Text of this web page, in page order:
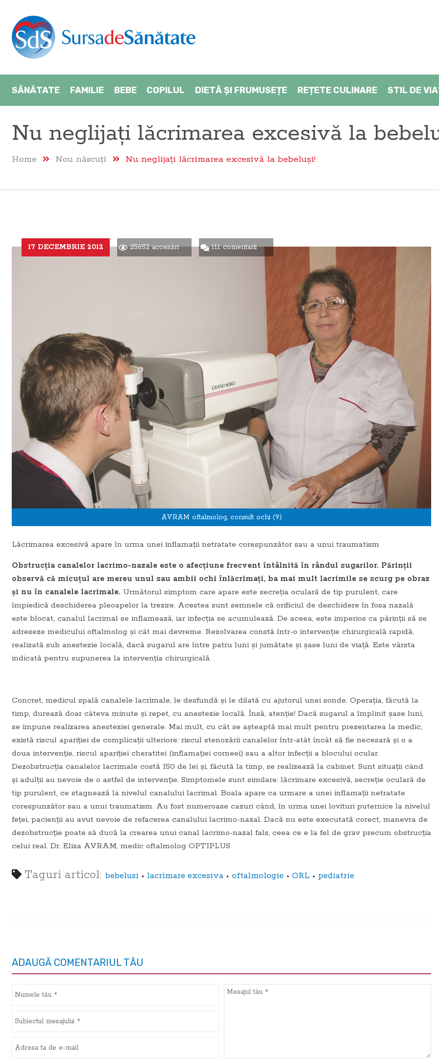
SĂNĂTATE FAMILIE BEBE COPILUL DIETĂ ŞI FRUMUSEȚE REȚETE CULINARE STIL DE
Nu neglijaţi lăcrimarea excesivă la
Home Nou născuţi Nu neglijaţi lăcrimarea excesivă la bebeluşi!
17 DECEMBRIE 2012 25652 accesări 111 comentarii
AVRAM oftalmolog, consult ochi (9)
Lăcrimarea excesivă apare în urma unei inflamaţii netratate corespunzător sau a unui traumatism
Obstrucţia canalelor lacrimo-nazale este o afecţiune frecvent întâlnită în rândul sugarilor. Părinţii
observă că micuţul are mereu unul sau ambii ochi înlăcrimaţi, ba mai mult lacrimile se scurg pe obraz
şi nu în canalele lacrimale. Următorul simptom care apare este secreţia oculară de tip purulent, care
împiedică deschiderea pleoapelor la trezire. Acestea sunt semnele că orificiul de deschidere în fosa nazală
este blocat, canalul lacrimal se inflamează, iar infecţia se acumulează. De aceea, este imperios ca părinţii să se
adreseze medicului oftalmolog şi cât mai devreme. Rezolvarea constă într-o intervenţie chirurgicală rapidă,
realizată sub anestezie locală, dacă sugarul are între patru luni şi jumătate şi şase luni de viaţă. Este vârsta
indicată pentru supunerea la intervenţia chirurgicală.
Concret, medicul spală canalele lacrimale, le desfundă şi le dilată cu ajutorul unei sonde. Operaţia, făcută la
timp, durează doar câteva minute şi repet, cu anestezie locală. Însă, atenţie! Dacă sugarul a împlinit şase luni,
se impune realizarea anesteziei generale. Mai mult, cu cât se aşteaptă mai mult pentru prezentarea la medic,
există riscul apariţiei de complicaţii ulteriore: riscul stenozării canalelor într-atât încât să fie necesară şi o a
doua intervenţie, riscul apariţiei cheratitei (inflamaţiei corneei) sau a altor infecţii a blocului ocular.
Dezobstrucţia canalelor lacrimale costă 150 de lei şi, făcută la timp, se realizează la cabinet. Sunt situaţii când
şi adulţii au nevoie de o astfel de intervenţie. Simptomele sunt similare: lăcrimare excesivă, secreţie oculară de
tip purulent, ce stagnează la nivelul canalului lacrimal. Boala apare ca urmare a unei inflamaţii netratate
corespunzător sau a unui traumatism. Au fost numeroase cazuri când, în urma unei lovituri puternice la nivelul
feţei, pacienţii au avut nevoie de refacerea canalului lacrimo-nazal. Dacă nu este executată corect, manevra de
dezobstrucţie poate să ducă la crearea unui canal lacrimo-nazal fals, ceea ce e la fel de grav precum obstrucţia
celui real. Dr. Eliza AVRAM, medic oftalmolog OPTIPLUS
Taguri articol: bebelusi • lacrimare excesiva • oftalmologie • ORL • pediatrie
ADAUGĂ COMENTARIUL TĂU